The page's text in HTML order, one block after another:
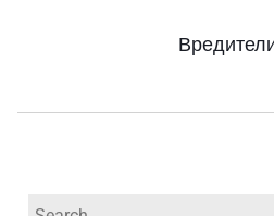
Navigation
Search